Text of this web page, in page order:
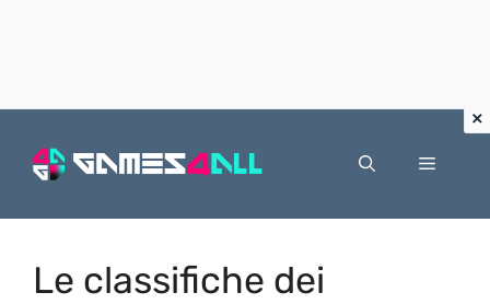
Menu
Le classifiche dei